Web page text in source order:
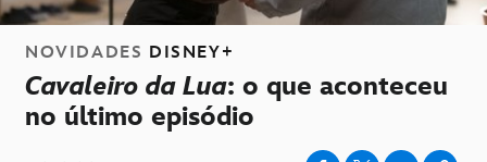
NOVIDADES DISNEY+
Cavaleiro da Lua: o que aconteceu
no último episódio